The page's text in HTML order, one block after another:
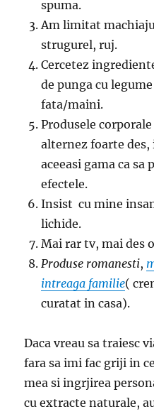
spuma.
Am limitat
strugurel, ruj.
Cercetez
de punga cu
fata/maini.
Produsele
alternez foarte
aceeasi gama ca
efectele.
Insist cu mine
lichide.
Mai rar tv, mai des
Produse romanesti,
intreaga familie(
curatat in casa).
Daca vreau sa traiesc
fara sa imi fac griji in
mea si ingrjirea
cu extracte naturale,